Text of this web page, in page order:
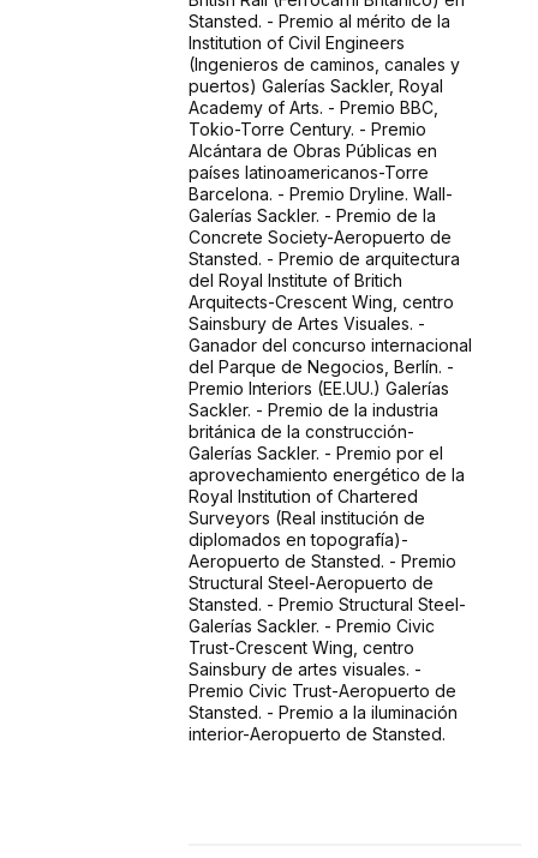
Stansted. - Premio al mérito de la
Institution of Civil Engineers
(Ingenieros de caminos, canales y
puertos) Galerías Sackler, Royal
Academy of Arts. - Premio BBC,
Tokio-Torre Century. - Premio
Alcántara de Obras Públicas en
países latinoamericanos-Torre
Barcelona. - Premio Dryline. Wall-
Galerías Sackler. - Premio de la
Concrete Society-Aeropuerto de
Stansted. - Premio de arquitectura
del Royal Institute of Britich
Arquitects-Crescent Wing, centro
Sainsbury de Artes Visuales. -
Ganador del concurso internacional
del Parque de Negocios, Berlín. -
Premio Interiors (EE.UU.) Galerías
Sackler. - Premio de la industria
británica de la construcción-
Galerías Sackler. - Premio por el
aprovechamiento energético de la
Royal Institution of Chartered
Surveyors (Real institución de
diplomados en topografía)-
Aeropuerto de Stansted. - Premio
Structural Steel-Aeropuerto de
Stansted. - Premio Structural Steel-
Galerías Sackler. - Premio Civic
Trust-Crescent Wing, centro
Sainsbury de artes visuales. -
Premio Civic Trust-Aeropuerto de
Stansted. - Premio a la iluminación
interior-Aeropuerto de Stansted.